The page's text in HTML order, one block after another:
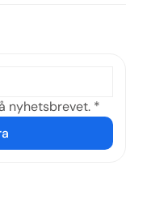
nyhetsbrevet. *